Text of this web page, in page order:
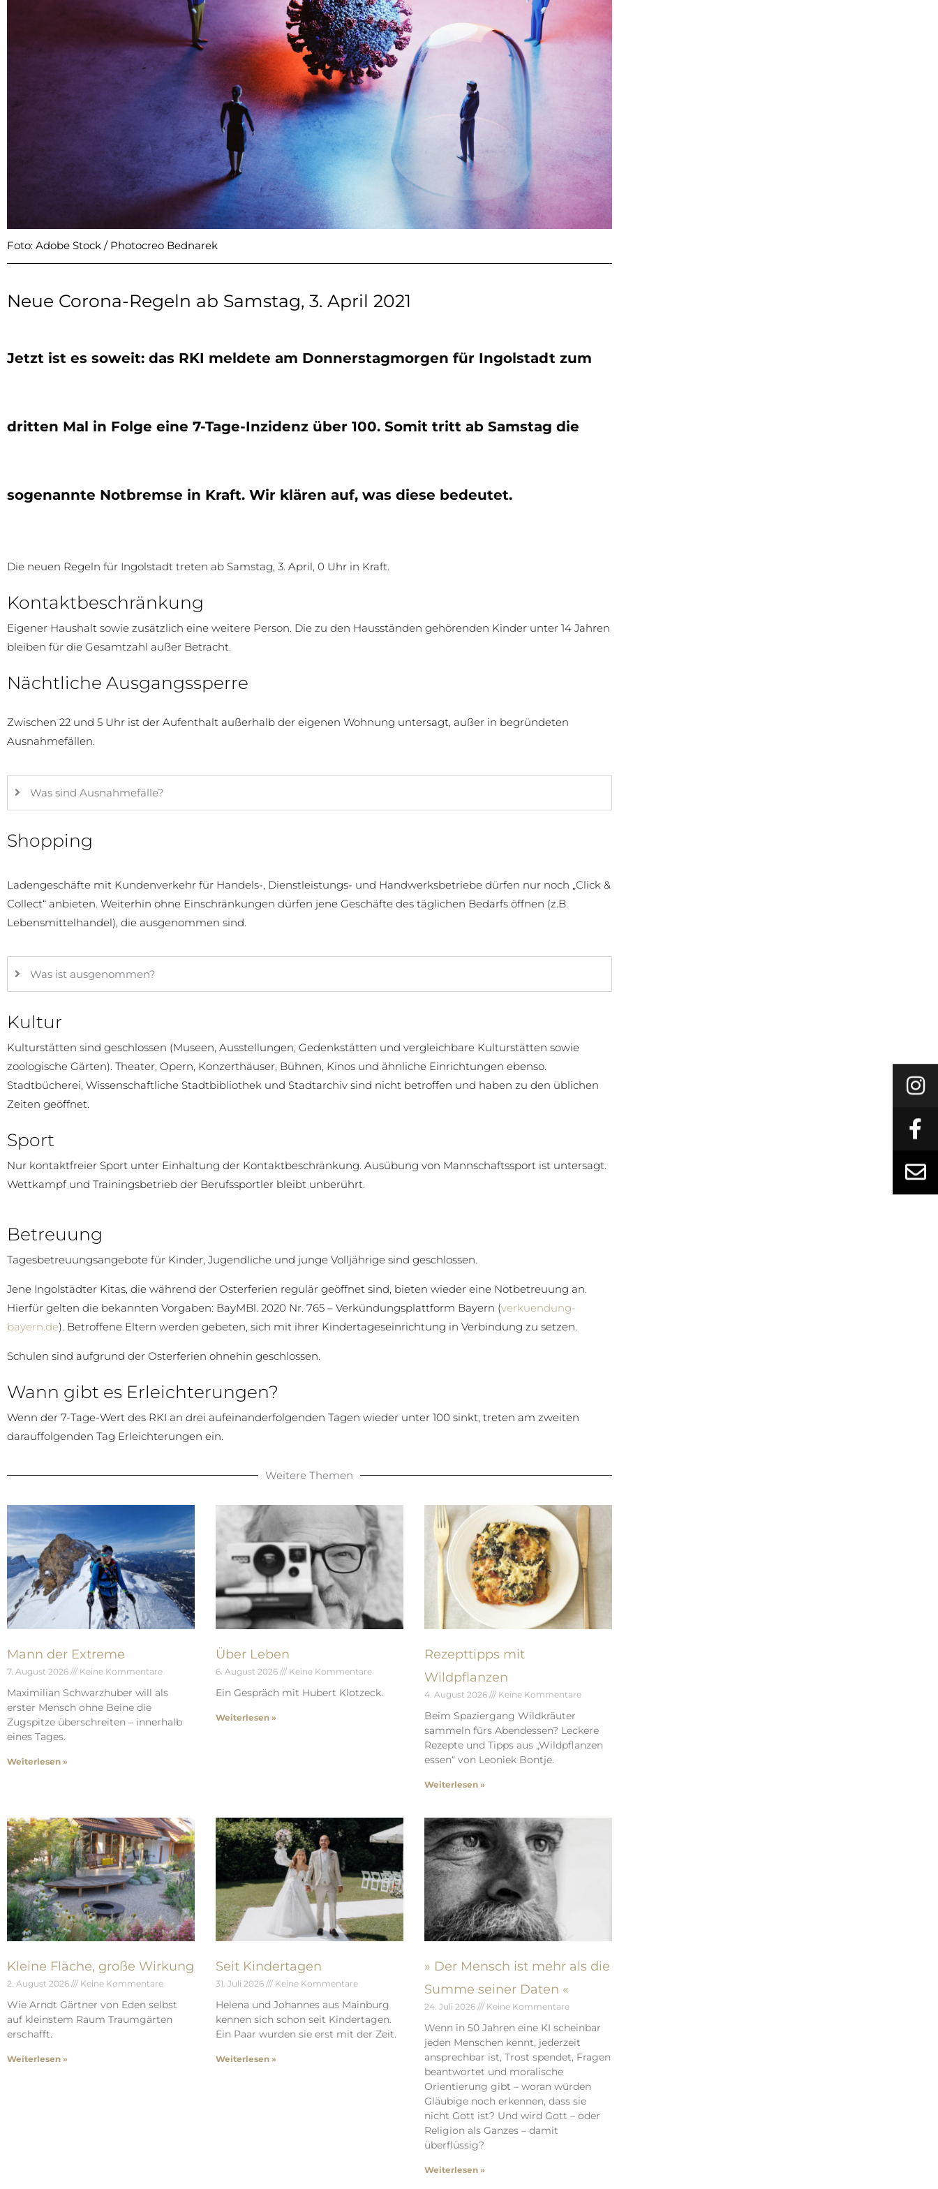
Foto: Adobe Stock / Photocreo Bednarek
Neue Corona-Regeln ab Samstag, 3. April 2021
Jetzt ist es soweit: das RKI meldete am Donnerstagmorgen für Ingolstadt zum
dritten Mal in Folge eine 7-Tage-Inzidenz über 100. Somit tritt ab Samstag die
sogenannte Notbremse in Kraft. Wir klären auf, was diese bedeutet.
Die neuen Regeln für Ingolstadt treten ab Samstag, 3. April, 0 Uhr in Kraft.
Kontaktbeschränkung
Eigener Haushalt sowie zusätzlich eine weitere Person. Die zu den Hausständen gehörenden Kinder unter 14 Jahren
bleiben für die Gesamtzahl außer Betracht.
Nächtliche Ausgangssperre
Zwischen 22 und 5 Uhr ist der Aufenthalt außerhalb der eigenen Wohnung untersagt, außer in begründeten
Ausnahmefällen.
Was sind Ausnahmefälle?
Shopping
Ladengeschäfte mit Kundenverkehr für Handels-, Dienstleistungs- und Handwerksbetriebe dürfen nur noch „Click &
Collect“ anbieten. Weiterhin ohne Einschränkungen dürfen jene Geschäfte des täglichen Bedarfs öffnen (z.B.
Lebensmittelhandel), die ausgenommen sind.
Was ist ausgenommen?
Kultur
Kulturstätten sind geschlossen (Museen, Ausstellungen, Gedenkstätten und vergleichbare Kulturstätten sowie
zoologische Gärten). Theater, Opern, Konzerthäuser, Bühnen, Kinos und ähnliche Einrichtungen ebenso.
Stadtbücherei, Wissenschaftliche Stadtbibliothek und Stadtarchiv sind nicht betroffen und haben zu den üblichen
Zeiten geöffnet.
Sport
Nur kontaktfreier Sport unter Einhaltung der Kontaktbeschränkung. Ausübung von Mannschaftssport ist untersagt.
Wettkampf und Trainingsbetrieb der Berufssportler bleibt unberührt.
Betreuung
Tagesbetreuungsangebote für Kinder, Jugendliche und junge Volljährige sind geschlossen.
Jene Ingolstädter Kitas, die während der Osterferien regulär geöffnet sind, bieten wieder eine Notbetreuung an.
Hierfür gelten die bekannten Vorgaben: BayMBl. 2020 Nr. 765 – Verkündungsplattform Bayern (verkuendung-
bayern.de). Betroffene Eltern werden gebeten, sich mit ihrer Kindertageseinrichtung in Verbindung zu setzen.
Schulen sind aufgrund der Osterferien ohnehin geschlossen.
Wann gibt es Erleichterungen?
Wenn der 7-Tage-Wert des RKI an drei aufeinanderfolgenden Tagen wieder unter 100 sinkt, treten am zweiten
darauffolgenden Tag Erleichterungen ein.
Weitere Themen
Mann der Extreme
7. August 2026 Keine Kommentare
Maximilian Schwarzhuber will als
erster Mensch ohne Beine die
Zugspitze überschreiten – innerhalb
eines Tages.
Weiterlesen »
Über Leben
6. August 2026 Keine Kommentare
Ein Gespräch mit Hubert Klotzeck.
Weiterlesen »
Rezepttipps mit
Wildpflanzen
4. August 2026 Keine Kommentare
Beim Spaziergang Wildkräuter
sammeln fürs Abendessen? Leckere
Rezepte und Tipps aus „Wildpflanzen
essen“ von Leoniek Bontje.
Weiterlesen »
Kleine Fläche, große Wirkung
2. August 2026 Keine Kommentare
Wie Arndt Gärtner von Eden selbst
auf kleinstem Raum Traumgärten
erschafft.
Weiterlesen »
Seit Kindertagen
31. Juli 2026 Keine Kommentare
Helena und Johannes aus Mainburg
kennen sich schon seit Kindertagen.
Ein Paar wurden sie erst mit der Zeit.
Weiterlesen »
» Der Mensch ist mehr als die
Summe seiner Daten «
24. Juli 2026 Keine Kommentare
Wenn in 50 Jahren eine KI scheinbar
jeden Menschen kennt, jederzeit
ansprechbar ist, Trost spendet, Fragen
beantwortet und moralische
Orientierung gibt – woran würden
Gläubige noch erkennen, dass sie
nicht Gott ist? Und wird Gott – oder
Religion als Ganzes – damit
überflüssig?
Weiterlesen »